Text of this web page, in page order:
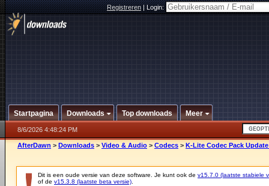
Registreren|Login:
Startpagina Downloads Top downloads Meer
8/6/2026 4:48:24 PM
AfterDawn > Downloads > Video & Audio > Codecs > K-Lite Codec Pack Update
Dit is een oude versie van deze software. Je kunt ook de v15.7.0 (laatste stabiele
of de v15.3.8 (laatste beta versie)